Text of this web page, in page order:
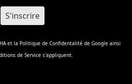
et la Politique de Confidentalité de Google ainsi
de Service s'appliquent.